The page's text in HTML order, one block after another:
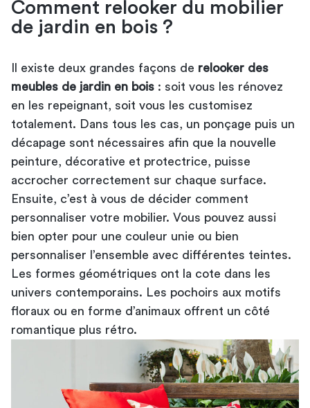
Comment relooker du mobilier
de jardin en bois ?
Il existe deux grandes façons de relooker des
meubles de jardin en bois : soit vous les rénovez
en les repeignant, soit vous les customisez
totalement. Dans tous les cas, un ponçage puis un
décapage sont nécessaires afin que la nouvelle
peinture, décorative et protectrice, puisse
accrocher correctement sur chaque surface.
Ensuite, c’est à vous de décider comment
personnaliser votre mobilier. Vous pouvez aussi
bien opter pour une couleur unie ou bien
personnaliser l’ensemble avec différentes teintes.
Les formes géométriques ont la cote dans les
univers contemporains. Les pochoirs aux motifs
floraux ou en forme d’animaux offrent un côté
romantique plus rétro.